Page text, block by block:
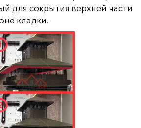
для сокрытия верхней части
кладки.